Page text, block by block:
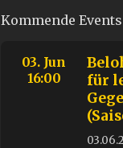
Kommende Events
03. Jun
16:00
für